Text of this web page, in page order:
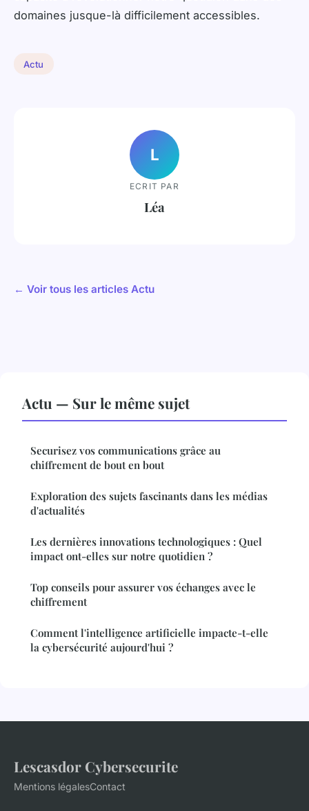
domaines jusque-là difficilement accessibles.
Actu
L
ECRIT PAR
Léa
← Voir tous les articles Actu
Actu — Sur le même sujet
Securisez vos communications grâce au
chiffrement de bout en bout
Exploration des sujets fascinants dans les médias
d'actualités
Les dernières innovations technologiques : Quel
impact ont-elles sur notre quotidien ?
Top conseils pour assurer vos échanges avec le
chiffrement
Comment l'intelligence artificielle impacte-t-elle
la cybersécurité aujourd'hui ?
Lescasdor Cybersecurite
Mentions légalesContact